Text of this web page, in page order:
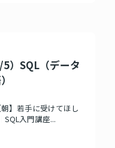
）SQL（データ
】若手に受けてほし
SQL入門講座...